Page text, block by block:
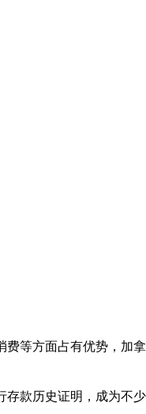
等方面占有优势，加
款历史证明，成为不少